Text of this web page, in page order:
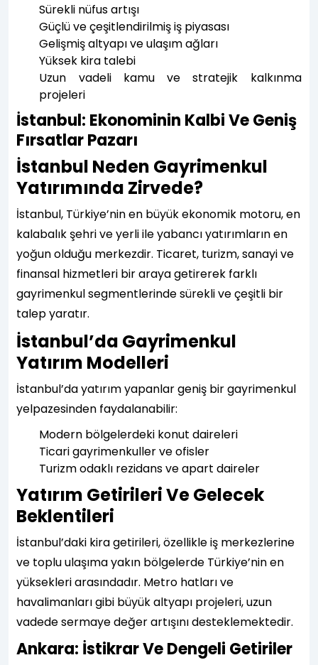
Sürekli nüfus artışı
Güçlü ve çeşitlendirilmiş iş piyasası
Gelişmiş altyapı ve ulaşım ağları
Yüksek kira talebi
Uzun vadeli kamu ve stratejik kalkınma
projeleri
İstanbul: Ekonominin Kalbi Ve Geniş
Fırsatlar Pazarı
İstanbul Neden Gayrimenkul
Yatırımında Zirvede?
İstanbul, Türkiye’nin en büyük ekonomik motoru, en
kalabalık şehri ve yerli ile yabancı yatırımların en
yoğun olduğu merkezdir. Ticaret, turizm, sanayi ve
finansal hizmetleri bir araya getirerek farklı
gayrimenkul segmentlerinde sürekli ve çeşitli bir
talep yaratır.
İstanbul’da Gayrimenkul
Yatırım Modelleri
İstanbul’da yatırım yapanlar geniş bir gayrimenkul
yelpazesinden faydalanabilir:
Modern bölgelerdeki konut daireleri
Ticari gayrimenkuller ve ofisler
Turizm odaklı rezidans ve apart daireler
Yatırım Getirileri Ve Gelecek
Beklentileri
İstanbul’daki kira getirileri, özellikle iş merkezlerine
ve toplu ulaşıma yakın bölgelerde Türkiye’nin en
yüksekleri arasındadır. Metro hatları ve
havalimanları gibi büyük altyapı projeleri, uzun
vadede sermaye değer artışını desteklemektedir.
Ankara: İstikrar Ve Dengeli Getiriler